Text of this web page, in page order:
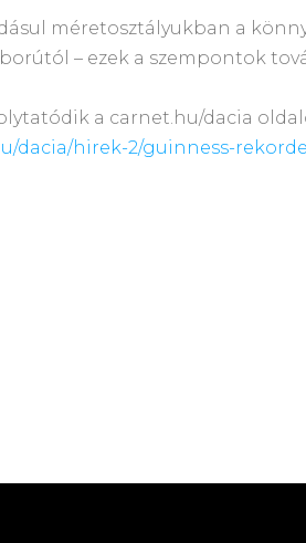
méretosztályukban a
– ezek a szempontok
a carnet.hu/dacia
dacia/hirek-2/guinness-